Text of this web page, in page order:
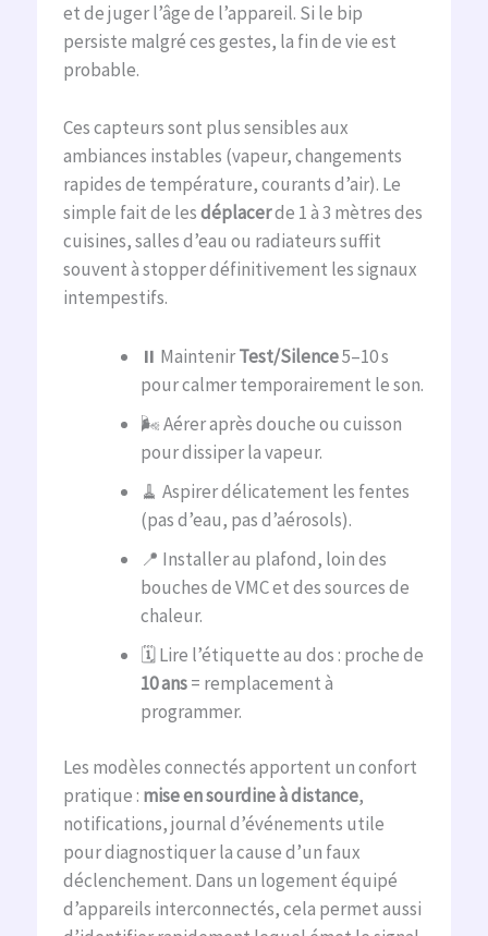
et de juger l’âge de l’appareil. Si le bip
persiste malgré ces gestes, la fin de vie est
probable.
Ces capteurs sont plus sensibles aux
ambiances instables (vapeur, changements
rapides de température, courants d’air). Le
simple fait de lesdéplacerde 1 à 3 mètres des
cuisines, salles d’eau ou radiateurs suffit
souvent à stopper définitivement les signaux
intempestifs.
⏸️ MaintenirTest/Silence5–10 s
pour calmer temporairement le son.
🌬️ Aérer après douche ou cuisson
pour dissiper la vapeur.
🧹 Aspirer délicatement les fentes
(pas d’eau, pas d’aérosols).
📍 Installer au plafond, loin des
bouches de VMC et des sources de
chaleur.
🗓️ Lire l’étiquette au dos : proche de
10 ans= remplacement à
programmer.
Les modèles connectés apportent un confort
pratique : mise en sourdine à distance,
notifications, journal d’événements utile
pour diagnostiquer la cause d’un faux
déclenchement. Dans un logement équipé
d’appareils interconnectés, cela permet aussi